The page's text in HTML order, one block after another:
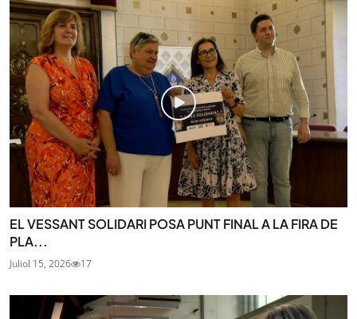
EL VESSANT SOLIDARI POSA PUNT FINAL A LA FIRA DE
PLA...
Juliol 15, 2026 17